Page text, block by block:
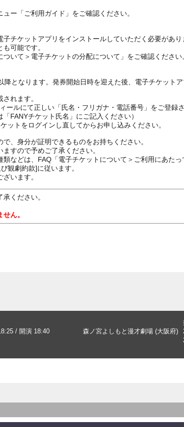
ー「ご利用ガイド」をご確認ください。
チケットアプリをインストールしていただく必要があり
可能です。
いて＞電子チケットの分配について」をご確認ください
となります。発券開始日時を迎えた後、電子チケットア
れます。
ールにて正しい「氏名・フリガナ・電話番号」をご登録
FANYチケット氏名」にご記入ください）
ットをログインし直してからお申し込みください。
、身分が証明できるものをお持ちください。
すので予めご了承ください。
などは、FAQ「電子チケットについて＞ご利用にあたっ
観劇約款]に従います。
います。
ください。
ん。
/ 開演 18:40 森ノ宮よしもと漫才劇場 (大阪府)